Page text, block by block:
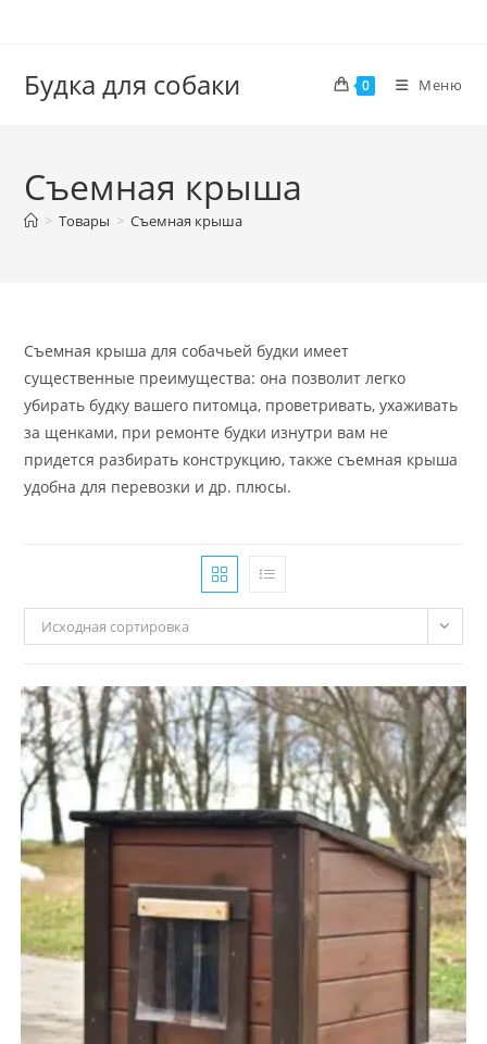
Будка для собаки 0 Меню
Съемная крыша
> Товары > Съемная крыша
Съемная крыша для собачьей будки имеет
существенные преимущества: она позволит легко
убирать будку вашего питомца, проветривать, ухаживать
за щенками, при ремонте будки изнутри вам не
придется разбирать конструкцию, также съемная крыша
удобна для перевозки и др. плюсы.
Исходная сортировка